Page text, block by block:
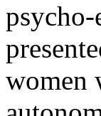
women